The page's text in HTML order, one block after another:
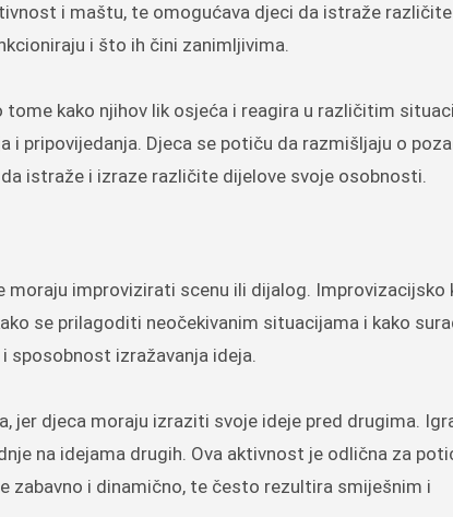
i maštu, te omogućava djeci da istraže
i što ih čini zanimljivima.
kako njihov lik osjeća i reagira u različitim
i pripovijedanja. Djeca se potiču da razmišljaju o
istraže i izraze različite dijelove svoje osobnosti.
improvizirati scenu ili dijalog. Improvizacijsko
se prilagoditi neočekivanim situacijama i kako
sposobnost izražavanja ideja.
jer djeca moraju izraziti svoje ideje pred drugima.
na idejama drugih. Ova aktivnost je odlična za
zabavno i dinamično, te često rezultira smiješnim i